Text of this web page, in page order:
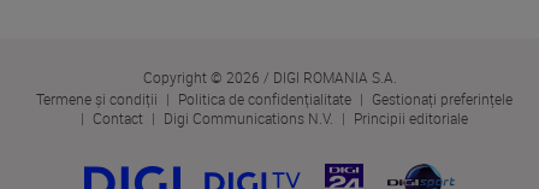
Copyright © 2026 / DIGI ROMANIA S.A.
Termene și condiții
Politica de confidențialitate
Gestionați preferințele
Contact
Digi Communications N.V. Principii editoriale